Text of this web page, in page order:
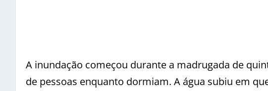
A inundação começou durante a madrugada de
de pessoas enquanto dormiam. A água subiu em